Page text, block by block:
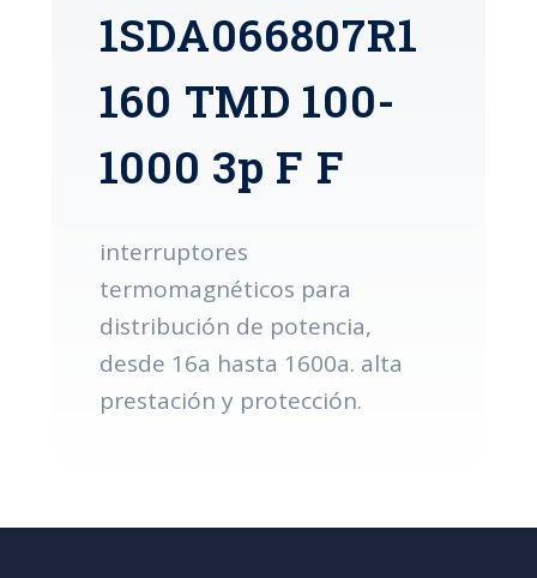
1SDA066807R1
160 TMD 100-
1000 3p F F
interruptores
termomagnéticos para
distribución de potencia,
desde 16a hasta 1600a. alta
prestación y protección.